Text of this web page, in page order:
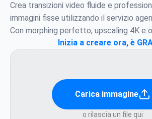
Crea transizioni video fluide e
immagini fisse utilizzando il servizio
Con morphing perfetto, upscaling 4K e
Inizia a creare ora, è
Carica immagine
o rilascia un file qui